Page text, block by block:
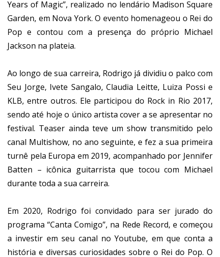
Years of Magic”, realizado no lendário Madison Square
Garden, em Nova York. O evento homenageou o Rei do
Pop e contou com a presença do próprio Michael
Jackson na plateia.
Ao longo de sua carreira, Rodrigo já dividiu o palco com
Seu Jorge, Ivete Sangalo, Claudia Leitte, Luiza Possi e
KLB, entre outros. Ele participou do Rock in Rio 2017,
sendo até hoje o único artista cover a se apresentar no
festival. Teaser ainda teve um show transmitido pelo
canal Multishow, no ano seguinte, e fez a sua primeira
turnê pela Europa em 2019, acompanhado por Jennifer
Batten – icônica guitarrista que tocou com Michael
durante toda a sua carreira.
Em 2020, Rodrigo foi convidado para ser jurado do
programa “Canta Comigo”, na Rede Record, e começou
a investir em seu canal no Youtube, em que conta a
história e diversas curiosidades sobre o Rei do Pop. O